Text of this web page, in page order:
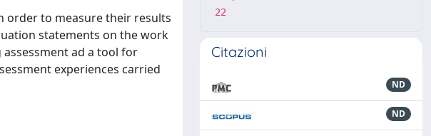
order to measure their results
statements on the work
ad a tool for
experiences carried
22
Citazioni
ND
ND